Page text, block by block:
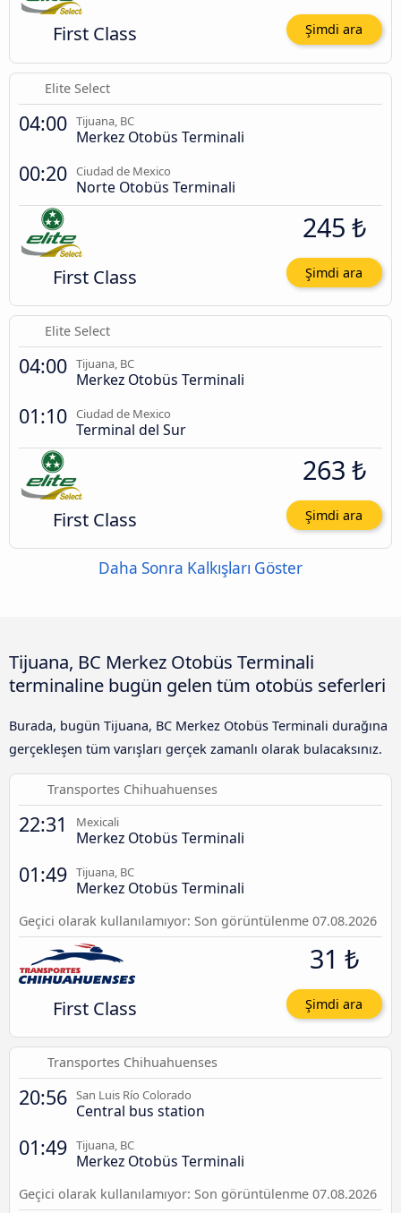
First Class Şimdi ara
Elite Select
04:00 Tijuana, BC
Merkez Otobüs Terminali
00:20 Ciudad de Mexico
Norte Otobüs Terminali
First Class
245 ₺
Şimdi ara
Elite Select
04:00 Tijuana, BC
Merkez Otobüs Terminali
01:10 Ciudad de Mexico
Terminal del Sur
First Class
263 ₺
Şimdi ara
Daha Sonra Kalkışları Göster
Tijuana, BC Merkez Otobüs Terminali
terminaline bugün gelen tüm otobüs seferleri
Burada, bugün Tijuana, BC Merkez Otobüs Terminali durağına
gerçekleşen tüm varışları gerçek zamanlı olarak bulacaksınız.
Transportes Chihuahuenses
22:31 Mexicali
Merkez Otobüs Terminali
01:49 Tijuana, BC
Merkez Otobüs Terminali
Geçici olarak kullanılamıyor: Son görüntülenme 07.08.2026
First Class
31 ₺
Şimdi ara
Transportes Chihuahuenses
20:56 San Luis Río Colorado
Central bus station
01:49 Tijuana, BC
Merkez Otobüs Terminali
Geçici olarak kullanılamıyor: Son görüntülenme 07.08.2026